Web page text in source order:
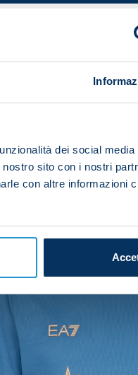
dei social
sito con i nostri
con altre informazioni